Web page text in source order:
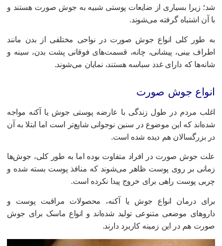
زیرا بسیاری از ضایعات پوستی شبیه به جوش صورت هستند و
آن اشتباه گرفته می‌شوند.
طور کلی انواع جوش صورت در نواحی مختلفی از بدن مانند
بینی، پیشانی، چانه، قسمت‌های فوقانی پشت بدن، سینه و
که دارای غدد سباسه هستند، نمایان می‌شوند.
جوش صورت
مردم در طول زندگی با عارضه پوستی جوش یا آکنه مواجه
که این موضوع در سنین نوجوانی شایع‌تر است اما ابتلا به آن
بزرگسالان هم دیده شده است.
جوش صورت در افراد متفاوت بوده اما به‌ طور کلی، جوش‌ها
بر روی پوست ظاهر می‌شوند که منافذ پوست بسته شده و
پوست راهی برای خروج پیدا نکرده است.
درمان انواع جوش یا آکنه، محصولات مراقبت پوست و
موضعی متنوعی تولید شده‌اند و انواع ماسک برای جوش
هم در این زمینه کاربرد دارند.